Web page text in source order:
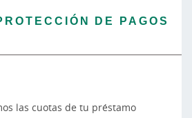
DE PAGOS
las cuotas de tu préstamo